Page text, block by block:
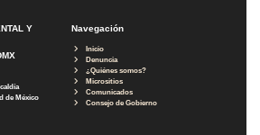
Y
de México
Navegación
Inicio
Denuncia
¿Quiénes somos?
Micrositios
Comunicados
Consejo de Gobierno